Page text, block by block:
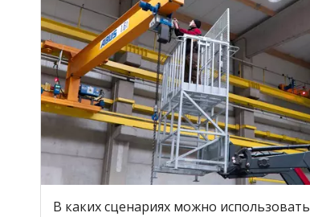
В каких сценариях можно использовать